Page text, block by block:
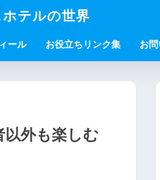
テルの世界
ール お役立ちリンク集 お
外も楽しむ